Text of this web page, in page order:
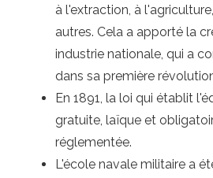
à l'extraction, à
autres. Cela a apporté la
industrie nationale, qui a
dans sa première
En 1891, la loi qui établit
gratuite, laïque et
réglementée.
L'école navale militaire a